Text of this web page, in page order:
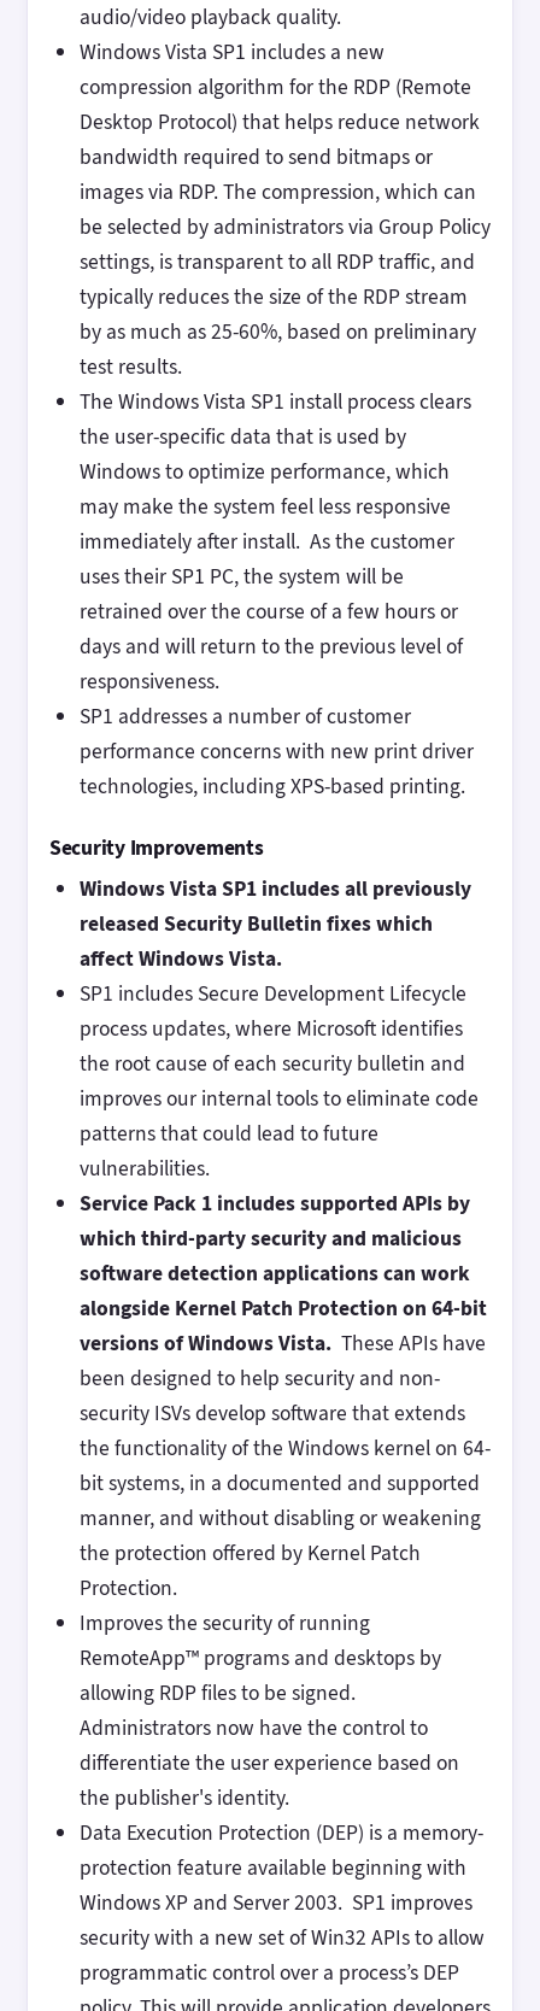
audio/video playback quality.
Windows Vista SP1 includes a new
compression algorithm for the RDP (Remote
Desktop Protocol) that helps reduce network
bandwidth required to send bitmaps or
images via RDP. The compression, which can
be selected by administrators via Group Policy
settings, is transparent to all RDP traffic, and
typically reduces the size of the RDP stream
by as much as 25-60%, based on preliminary
test results.
The Windows Vista SP1 install process clears
the user-specific data that is used by
Windows to optimize performance, which
may make the system feel less responsive
immediately after install. As the customer
uses their SP1 PC, the system will be
retrained over the course of a few hours or
days and will return to the previous level of
responsiveness.
SP1 addresses a number of customer
performance concerns with new print driver
technologies, including XPS-based printing.
Security Improvements
Windows Vista SP1 includes all previously
released Security Bulletin fixes which
affect Windows Vista.
SP1 includes Secure Development Lifecycle
process updates, where Microsoft identifies
the root cause of each security bulletin and
improves our internal tools to eliminate code
patterns that could lead to future
vulnerabilities.
Service Pack 1 includes supported APIs by
which third-party security and malicious
software detection applications can work
alongside Kernel Patch Protection on 64-bit
versions of Windows Vista.These APIs have
been designed to help security and non-
security ISVs develop software that extends
the functionality of the Windows kernel on 64-
bit systems, in a documented and supported
manner, and without disabling or weakening
the protection offered by Kernel Patch
Protection.
Improves the security of running
RemoteApp™ programs and desktops by
allowing RDP files to be signed.
Administrators now have the control to
differentiate the user experience based on
the publisher's identity.
Data Execution Protection (DEP) is a memory-
protection feature available beginning with
Windows XP and Server 2003. SP1 improves
security with a new set of Win32 APIs to allow
programmatic control over a process’s DEP